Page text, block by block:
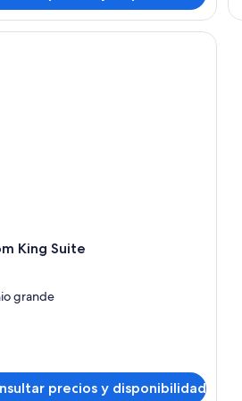
King Suite
grande
precios y disponibilidad